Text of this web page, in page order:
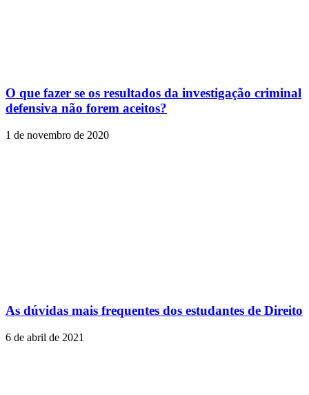
O que fazer se os resultados da investigação criminal
defensiva não forem aceitos?
1 de novembro de 2020
As dúvidas mais frequentes dos estudantes de Direito
6 de abril de 2021